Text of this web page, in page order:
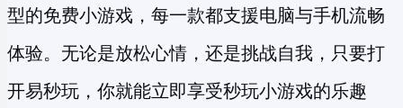
型的免费小游戏 ，每一款都支援电脑与手机流畅
体验。无论是放松心情，还是挑战自我，只要打
开易秒玩，你就能立即享受秒玩小游戏的乐趣